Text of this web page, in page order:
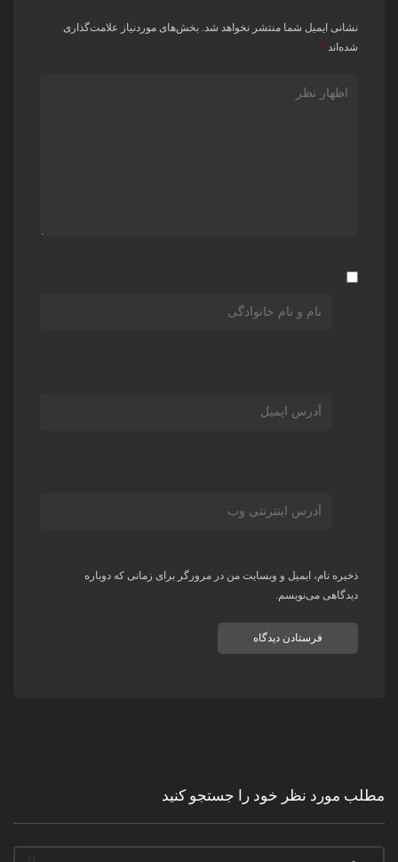
نشانی ایمیل شما منتشر نخواهد شد. بخش‌های موردنیاز علامت‌گذاری
شده‌اند *
ذخیره نام، ایمیل و وبسایت من در مرورگر برای زمانی که دوباره
دیدگاهی می‌نویسم.
مطلب مورد نظر خود را جستجو کنید